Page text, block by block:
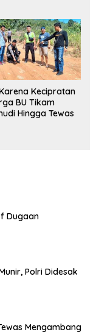
Kecipratan
BU Tikam
Hingga Tewas
Dugaan
Polri Didesak
Mengambang